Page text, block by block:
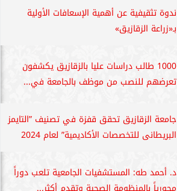
ندوة تثقيفية عن أهمية الإسعافات الأولية
بـ«زراعة الزقازيق»
1000 طالب دراسات عليا بالزقازيق يكشفون
تعرضهم للنصب من موظف بالجامعة في...
جامعة الزقازيق تحقق قفزة في تصنيف ”التايمز
البريطانى للتخصصات الأكاديمية” لعام 2024
د. أحمد طه: المستشفيات الجامعية تلعب دوراً